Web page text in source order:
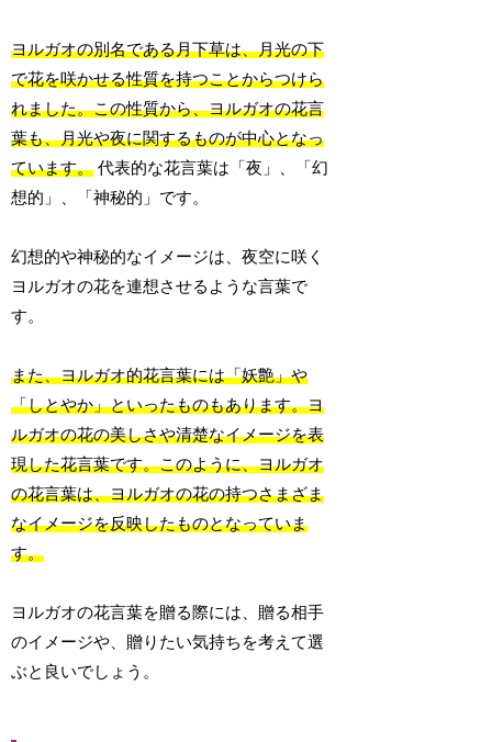
ヨルガオの別名である月下草は、月光の下
で花を咲かせる性質を持つことからつけら
れました。この性質から、ヨルガオの花言
葉も、月光や夜に関するものが中心となっ
ています。 代表的な花言葉は「夜」、「幻
想的」、「神秘的」です。
幻想的や神秘的なイメージは、夜空に咲く
ヨルガオの花を連想させるような言葉で
す。
また、ヨルガオ的花言葉には「妖艶」や
「しとやか」といったものもあります。ヨ
ルガオの花の美しさや清楚なイメージを表
現した花言葉です。このように、ヨルガオ
の花言葉は、ヨルガオの花の持つさまざま
なイメージを反映したものとなっていま
す。
ヨルガオの花言葉を贈る際には、贈る相手
のイメージや、贈りたい気持ちを考えて選
ぶと良いでしょう。